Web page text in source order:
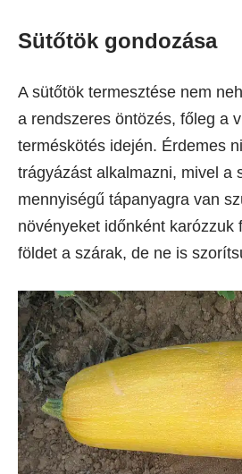
Sütőtök gondozása
A sütőtök termesztése nem
a rendszeres öntözés, főleg a
terméskötés idején. Érdemes
trágyázást alkalmazni, mivel a
mennyiségű tápanyagra van
növényeket időnként karózzuk
földet a szárak, de ne is